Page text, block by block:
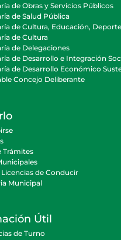
de Obras y Servicios Públicos
de Salud Pública
de Cultura, Educación,
de Cultura
de Delegaciones
de Desarrollo e Integración
de Desarrollo Económico
Concejo Deliberante
Trámites
de Conducir
Municipal
Útil
de Turno